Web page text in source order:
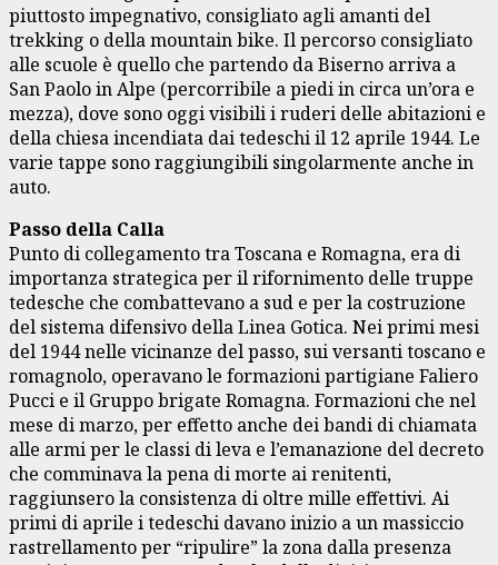
piuttosto impegnativo, consigliato agli amanti del
trekking o della mountain bike. Il percorso consigliato
alle scuole è quello che partendo da Biserno arriva a
San Paolo in Alpe (percorribile a piedi in circa un’ora e
mezza), dove sono oggi visibili i ruderi delle abitazioni e
della chiesa incendiata dai tedeschi il 12 aprile 1944. Le
varie tappe sono raggiungibili singolarmente anche in
auto.
Passo della Calla
Punto di collegamento tra Toscana e Romagna, era di
importanza strategica per il rifornimento delle truppe
tedesche che combattevano a sud e per la costruzione
del sistema difensivo della Linea Gotica. Nei primi mesi
del 1944 nelle vicinanze del passo, sui versanti toscano e
romagnolo, operavano le formazioni partigiane Faliero
Pucci e il Gruppo brigate Romagna. Formazioni che nel
mese di marzo, per effetto anche dei bandi di chiamata
alle armi per le classi di leva e l’emanazione del decreto
che comminava la pena di morte ai renitenti,
raggiunsero la consistenza di oltre mille effettivi. Ai
primi di aprile i tedeschi davano inizio a un massiccio
rastrellamento per “ripulire” la zona dalla presenza